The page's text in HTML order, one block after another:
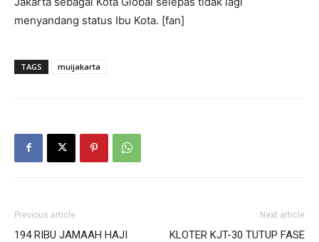
menyandang status Ibu Kota. [fan]
TAGS muijakarta
Previous article
194 RIBU JAMAAH HAJI
Next article
KLOTER KJT-30 TUTUP FASE